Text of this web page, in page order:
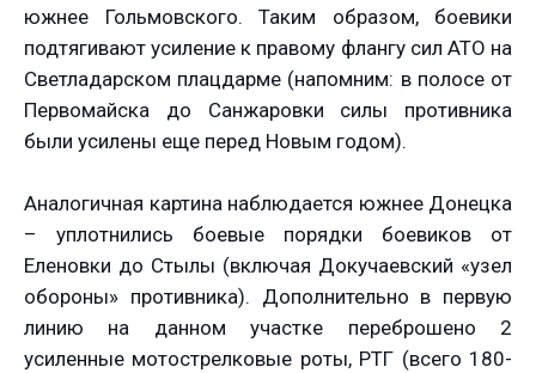
южнее Гольмовского. Таким образом, боевики
подтягивают усиление к правому флангу сил АТО на
Светладарском плацдарме (напомним: в полосе от
Первомайска до Санжаровки силы противника
были усилены еще перед Новым годом).
Аналогичная картина наблюдается южнее Донецка
– уплотнились боевые порядки боевиков от
Еленовки до Стылы (включая Докучаевский «узел
обороны» противника). Дополнительно в первую
линию на данном участке переброшено 2
усиленные мотострелковые роты, РТГ (всего 180-